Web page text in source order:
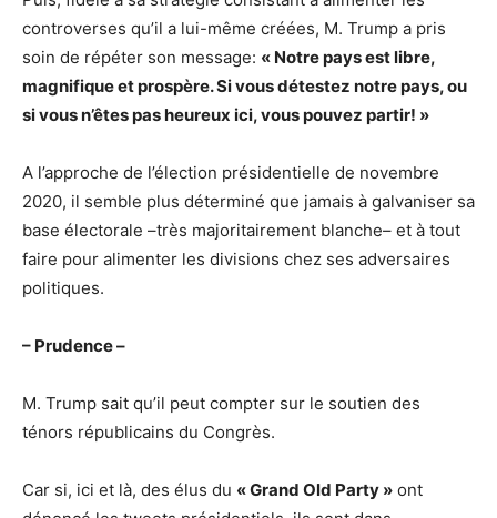
controverses qu’il a lui-même créées, M. Trump a pris
soin de répéter son message: « Notre pays est libre,
magnifique et prospère. Si vous détestez notre pays, ou
si vous n’êtes pas heureux ici, vous pouvez partir! »
A l’approche de l’élection présidentielle de novembre
2020, il semble plus déterminé que jamais à galvaniser sa
base électorale –très majoritairement blanche– et à tout
faire pour alimenter les divisions chez ses adversaires
politiques.
– Prudence –
M. Trump sait qu’il peut compter sur le soutien des
ténors républicains du Congrès.
Car si, ici et là, des élus du « Grand Old Party » ont